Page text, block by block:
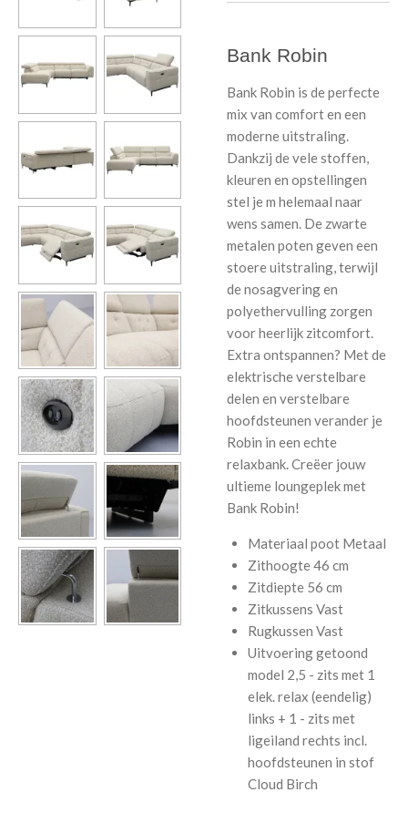
Bank Robin
Bank Robin is de perfecte
mix van comfort en een
moderne uitstraling.
Dankzij de vele stoffen,
kleuren en opstellingen
stel je m helemaal naar
wens samen. De zwarte
metalen poten geven een
stoere uitstraling, terwijl
de nosagvering en
polyethervulling zorgen
voor heerlijk zitcomfort.
Extra ontspannen? Met de
elektrische verstelbare
delen en verstelbare
hoofdsteunen verander je
Robin in een echte
relaxbank. Creëer jouw
ultieme loungeplek met
Bank Robin!
Materiaal poot Metaal
Zithoogte46 cm
Zitdiepte 56 cm
Zitkussens Vast
Rugkussen Vast
Uitvoering getoond
model 2,5 - zits met 1
elek. relax (eendelig)
links + 1 - zits met
ligeiland rechts incl.
hoofdsteunen in stof
Cloud Birch